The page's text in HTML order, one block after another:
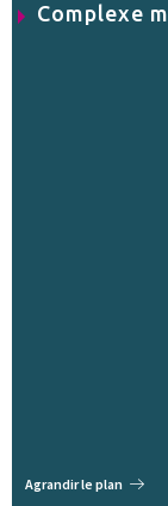
Complexe
Agrandir le plan